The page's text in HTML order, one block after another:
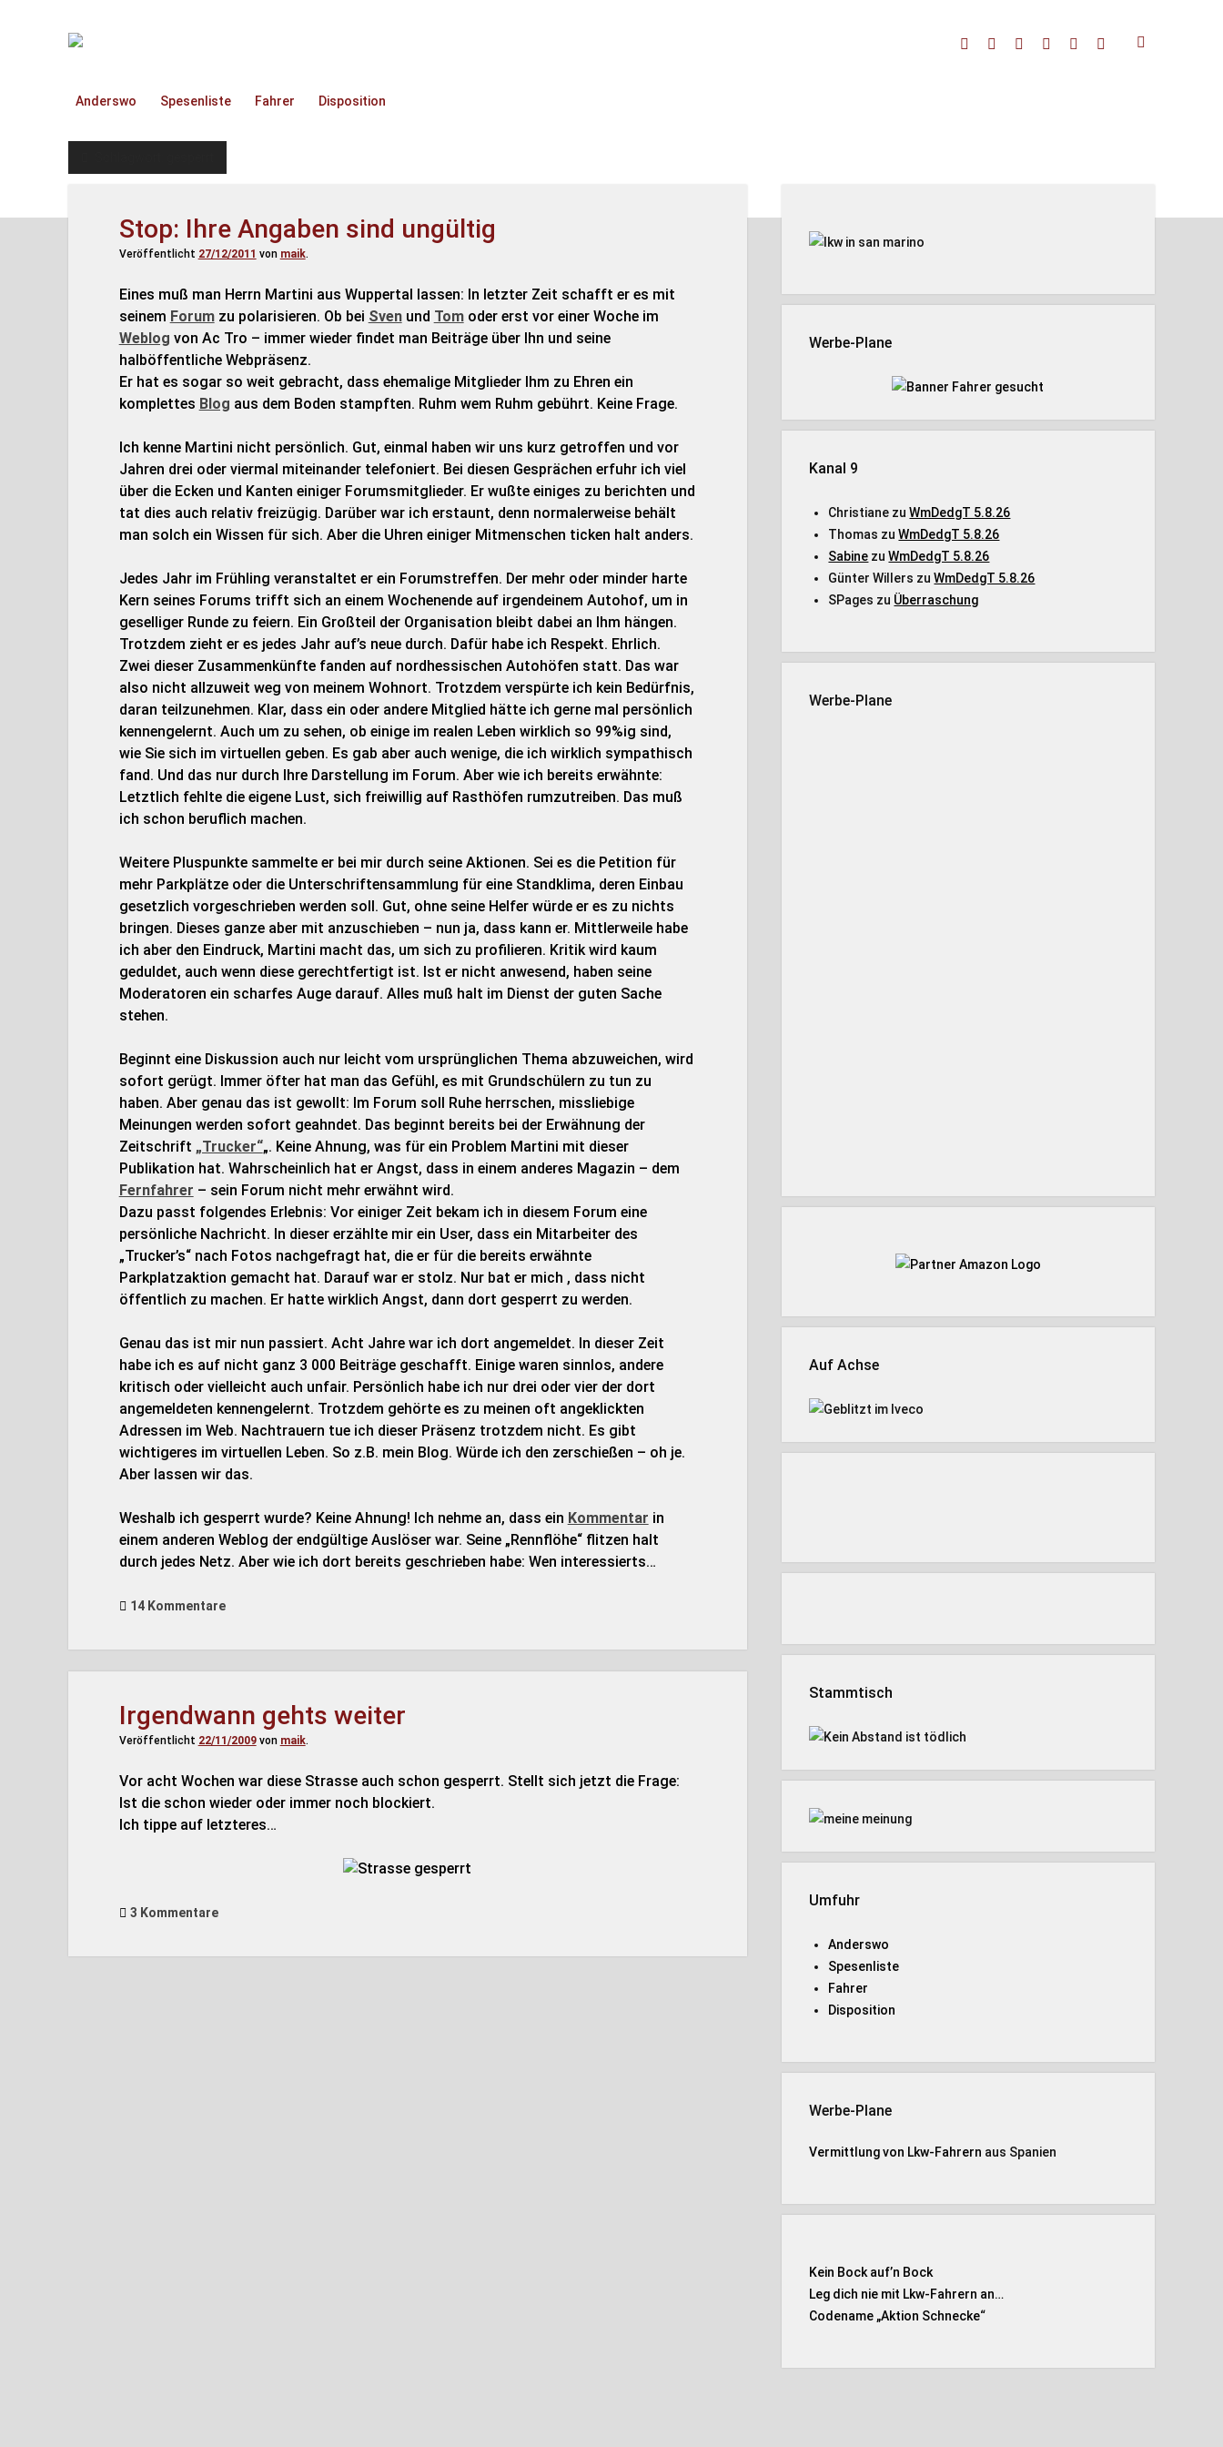
TruckOnline.de facebookthreadslinkedinyoutube
rss amazon
Anderswo Spesenliste Fahrer Disposition
Stop: Ihre Angaben sind ungültig
Veröffentlicht 27/12/2011 von maik.
Eines muß man Herrn Martini aus Wuppertal lassen: In letzter Zeit schafft er es mit
seinem Forumzu polarisieren. Ob bei Svenund Tomoder erst vor einer Woche im
Weblog von Ac Tro – immer wieder findet man Beiträge über Ihn und seine
halböffentliche Webpräsenz.
Er hat es sogar so weit gebracht, dass ehemalige Mitglieder Ihm zu Ehren ein
komplettes Blog aus dem Boden stampften. Ruhm wem Ruhm gebührt. Keine Frage.
Ich kenne Martini nicht persönlich. Gut, einmal haben wir uns kurz getroffen und vor
Jahren drei oder viermal miteinander telefoniert. Bei diesen Gesprächen erfuhr ich viel
über die Ecken und Kanten einiger Forumsmitglieder. Er wußte einiges zu berichten und
tat dies auch relativ freizügig. Darüber war ich erstaunt, denn normalerweise behält
man solch ein Wissen für sich. Aber die Uhren einiger Mitmenschen ticken halt anders.
Jedes Jahr im Frühling veranstaltet er ein Forumstreffen. Der mehr oder minder harte
Kern seines Forums trifft sich an einem Wochenende auf irgendeinem Autohof, um in
geselliger Runde zu feiern. Ein Großteil der Organisation bleibt dabei an Ihm hängen.
Trotzdem zieht er es jedes Jahr auf’s neue durch. Dafür habe ich Respekt. Ehrlich.
Zwei dieser Zusammenkünfte fanden auf nordhessischen Autohöfen statt. Das war
also nicht allzuweit weg von meinem Wohnort. Trotzdem verspürte ich kein Bedürfnis,
daran teilzunehmen. Klar, dass ein oder andere Mitglied hätte ich gerne mal persönlich
kennengelernt. Auch um zu sehen, ob einige im realen Leben wirklich so 99%ig sind,
wie Sie sich im virtuellen geben. Es gab aber auch wenige, die ich wirklich sympathisch
fand. Und das nur durch Ihre Darstellung im Forum. Aber wie ich bereits erwähnte:
Letztlich fehlte die eigene Lust, sich freiwillig auf Rasthöfen rumzutreiben. Das muß
ich schon beruflich machen.
Weitere Pluspunkte sammelte er bei mir durch seine Aktionen. Sei es die Petition für
mehr Parkplätze oder die Unterschriftensammlung für eine Standklima, deren Einbau
gesetzlich vorgeschrieben werden soll. Gut, ohne seine Helfer würde er es zu nichts
bringen. Dieses ganze aber mit anzuschieben – nun ja, dass kann er. Mittlerweile habe
ich aber den Eindruck, Martini macht das, um sich zu profilieren. Kritik wird kaum
geduldet, auch wenn diese gerechtfertigt ist. Ist er nicht anwesend, haben seine
Moderatoren ein scharfes Auge darauf. Alles muß halt im Dienst der guten Sache
stehen.
Beginnt eine Diskussion auch nur leicht vom ursprünglichen Thema abzuweichen, wird
sofort gerügt. Immer öfter hat man das Gefühl, es mit Grundschülern zu tun zu
haben. Aber genau das ist gewollt: Im Forum soll Ruhe herrschen, missliebige
Meinungen werden sofort geahndet. Das beginnt bereits bei der Erwähnung der
Zeitschrift „Trucker“„. Keine Ahnung, was für ein Problem Martini mit dieser
Publikation hat. Wahrscheinlich hat er Angst, dass in einem anderes Magazin – dem
Fernfahrer – sein Forum nicht mehr erwähnt wird.
Dazu passt folgendes Erlebnis: Vor einiger Zeit bekam ich in diesem Forum eine
persönliche Nachricht. In dieser erzählte mir ein User, dass ein Mitarbeiter des
„Trucker’s“ nach Fotos nachgefragt hat, die er für die bereits erwähnte
Parkplatzaktion gemacht hat. Darauf war er stolz. Nur bat er mich , dass nicht
öffentlich zu machen. Er hatte wirklich Angst, dann dort gesperrt zu werden.
Genau das ist mir nun passiert. Acht Jahre war ich dort angemeldet. In dieser Zeit
habe ich es auf nicht ganz 3 000 Beiträge geschafft. Einige waren sinnlos, andere
kritisch oder vielleicht auch unfair. Persönlich habe ich nur drei oder vier der dort
angemeldeten kennengelernt. Trotzdem gehörte es zu meinen oft angeklickten
Adressen im Web. Nachtrauern tue ich dieser Präsenz trotzdem nicht. Es gibt
wichtigeres im virtuellen Leben. So z.B. mein Blog. Würde ich den zerschießen – oh je.
Aber lassen wir das.
Weshalb ich gesperrt wurde? Keine Ahnung! Ich nehme an, dass ein Kommentar in
einem anderen Weblog der endgültige Auslöser war. Seine „Rennflöhe“ flitzen halt
durch jedes Netz. Aber wie ich dort bereits geschrieben habe: Wen interessierts…
14 Kommentare
Irgendwann gehts weiter
Veröffentlicht 22/11/2009von maik.
Vor acht Wochen war diese Strasse auch schon gesperrt. Stellt sich jetzt die Frage:
Ist die schon wieder oder immer noch blockiert.
Ich tippe auf letzteres…
3 Kommentare
Werbe-Plane
Kanal 9
Christiane zuWmDedgT 5.8.26
Thomas zuWmDedgT 5.8.26
Sabine zuWmDedgT 5.8.26
Günter Willers zuWmDedgT 5.8.26
SPages zu Überraschung
Werbe-Plane
Auf Achse
Stammtisch
Umfuhr
Anderswo
Spesenliste
Fahrer
Disposition
Werbe-Plane
Vermittlung von Lkw-Fahrern aus Spanien
Kein Bock auf’n Bock
Leg dich nie mit Lkw-Fahrern an…
Codename „Aktion Schnecke“